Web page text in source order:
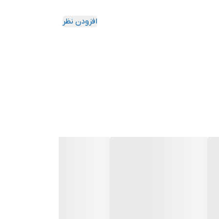
افزودن نظر